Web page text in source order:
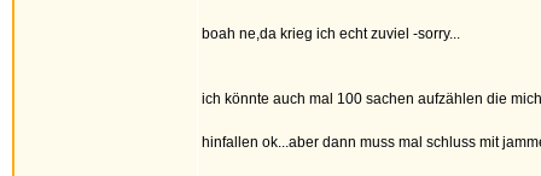
boah ne,da krieg ich echt zuviel -sorry...
ich könnte auch mal 100 sachen aufzählen die
hinfallen ok...aber dann muss mal schluss mit